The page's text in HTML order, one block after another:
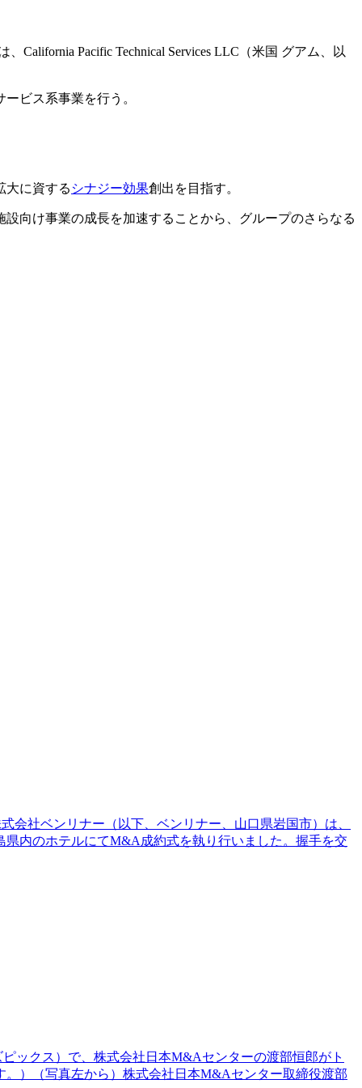
Pacific Technical Services LLC（米国 グアム、以
ビス系事業を行う。
大に資する シナジー効果創出を目指す。
向け事業の成長を加速することから、グループのさらなる
会社ベンリナー（以下、ベンリナー、山口県岩国市）は、
内のホテルにてM&A成約式を執り行いました。握手を交
ックス）で、株式会社日本M&Aセンターの渡部恒郎がト
）（写真左から）株式会社日本M&Aセンター取締役渡部